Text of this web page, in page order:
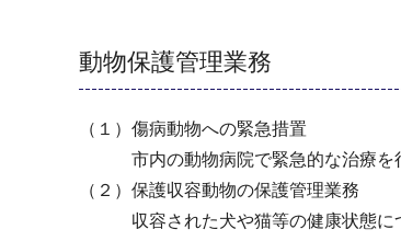
動物保護管理業務
（１）傷病動物への緊急措置
市内の動物病院で緊急的な治療を行
（２）保護収容動物の保護管理業務
収容された犬や猫等の健康状態につ